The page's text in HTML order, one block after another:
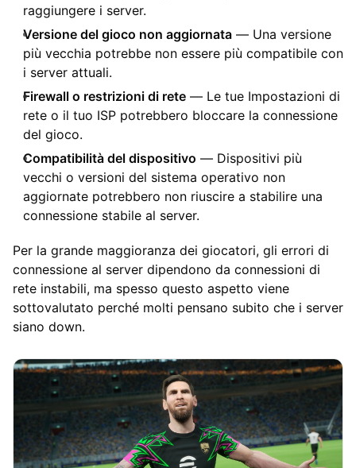
raggiungere i server.
Versione del gioco non aggiornata — Una versione
più vecchia potrebbe non essere più compatibile con
i server attuali.
Firewall o restrizioni di rete — Le tue Impostazioni di
rete o il tuo ISP potrebbero bloccare la connessione
del gioco.
Compatibilità del dispositivo — Dispositivi più
vecchi o versioni del sistema operativo non
aggiornate potrebbero non riuscire a stabilire una
connessione stabile al server.
Per la grande maggioranza dei giocatori, gli errori di
connessione al server dipendono da connessioni di
rete instabili, ma spesso questo aspetto viene
sottovalutato perché molti pensano subito che i server
siano down.